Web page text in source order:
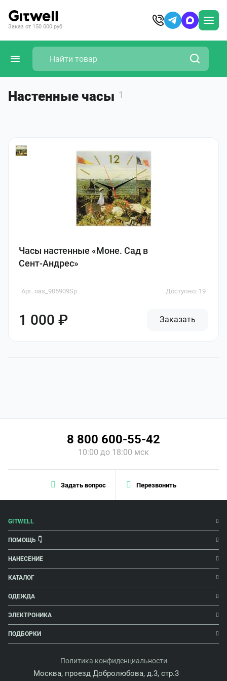
Заказ от 150 000 руб
Настенные часы 1
Часы настенные «Моне. Сад в
Сент-Андрес»
Арт. oas_905909Sр Доступно: 19
1 000 ₽ Заказать
Задать вопрос Перезвонить
8 800 600-55-42
10:00 до 18:00 мск
GITWELL
ПОМОЩЬ 👇
НАНЕСЕНИЕ
КАТАЛОГ
ОДЕЖДА
ЭЛЕКТРОНИКА
ПОДБОРКИ
Политика конфиденциальности
Москва, проезд Добролюбова, д.3, стр.3